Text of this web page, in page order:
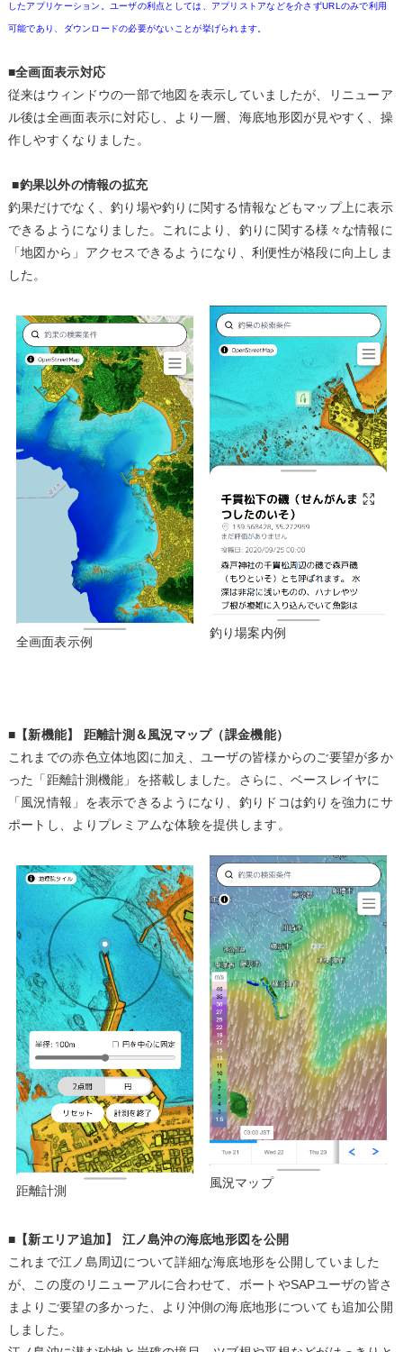
したアプリケーション。ユーザの利点としては、アプリストアなどを介さずURLのみで利用
可能であり、ダウンロードの必要がないことが挙げられます。
■全画面表示対応
従来はウィンドウの一部で地図を表示していましたが、リニューア
ル後は全画面表示に対応し、より一層、海底地形図が見やすく、操
作しやすくなりました。
■釣果以外の情報の拡充
釣果だけでなく、釣り場や釣りに関する情報などもマップ上に表示
できるようになりました。これにより、釣りに関する様々な情報に
「地図から」アクセスできるようになり、利便性が格段に向上しま
した。
全画面表示例
釣り場案内例
■【新機能】 距離計測＆風況マップ（課金機能）
これまでの赤色立体地図に加え、ユーザの皆様からのご要望が多か
った「距離計測機能」を搭載しました。さらに、ベースレイヤに
「風況情報」を表示できるようになり、釣りドコは釣りを強力にサ
ポートし、よりプレミアムな体験を提供します。
距離計測
風況マップ
■【新エリア追加】 江ノ島沖の海底地形図を公開
これまで江ノ島周辺について詳細な海底地形を公開していました
が、この度のリニューアルに合わせて、ボートやSAPユーザの皆さ
まよりご要望の多かった、より沖側の海底地形についても追加公開
しました。